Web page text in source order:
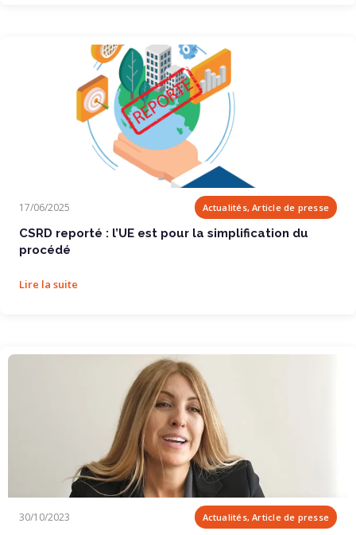
CSRD reporté : l’UE est pour la simplification...
17/06/2025 Actualités, Article de presse
CSRD reporté : l’UE est pour la simplification du
procédé
Lire la suite
L’engouement pour le no code stimule la...
30/10/2023 Actualités, Article de presse